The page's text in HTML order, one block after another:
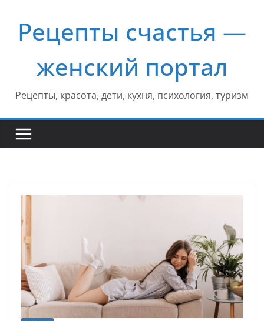
содержимому
Рецепты счастья —
женский портал
Рецепты, красота, дети, кухня, психология, туризм